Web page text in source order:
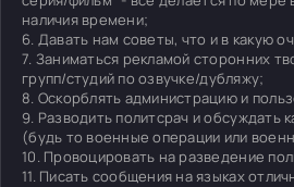
наличия времени;
6. Давать нам советы, что и в какую
7. Заниматься рекламой сторонних
групп/студий по озвучке/дубляжу;
8. Оскорблять администрацию и
9. Разводить политсрач и обсуждать
(будь то военные операции или
10. Провоцировать на разведение
11. Писать сообщения на языках